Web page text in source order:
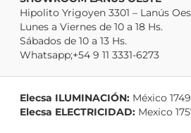
Hipolito Yrigoyen 3301 – Lanús
Lunes a Viernes de 10 a 18 Hs.
Sábados de 10 a 13 Hs.
Whatsapp;+54 9 11 3331-6273
Elecsa ILUMINACIÓN: México
Elecsa ELECTRICIDAD: Mexico